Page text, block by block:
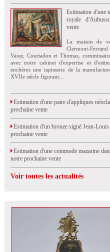
Estimation d'une
royale
vente
La maison de
Clermont-Ferrand
Vassy, Courtadon et Thomas,
avec notre cabinet d'expertise et
enchères une tapisserie de la
XVIIe siècle figurant...
Estimation d'une paire d'appliques
prochaine vente
Estimation d'un bronze signé Jean-Louis
prochaine vente
Estimation d'une commode mazarine
notre prochaine vente
Voir toutes les actualités